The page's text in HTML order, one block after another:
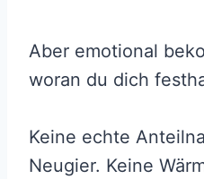
Aber emotional
woran du dich
Keine echte
Neugier. Keine